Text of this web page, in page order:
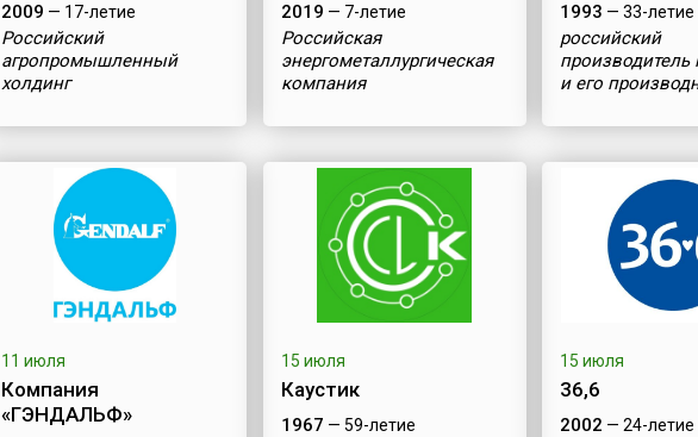
2009 — 17-летие
Российский
агропромышленный
холдинг
2019 — 7-летие
Российская
энергометаллургическая
компания
1993 — 33-летие
российский
производитель
и его
11 июля
Компания
«ГЭНДАЛЬФ»
15 июля
Каустик
1967 — 59-летие
15 июля
36,6
2002 — 24-летие